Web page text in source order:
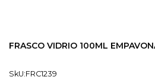
FRASCO VIDRIO 100ML
SkU:FRC1239